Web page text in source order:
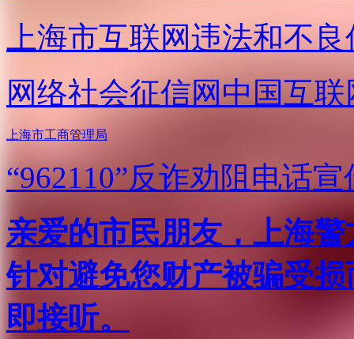
上海市互联网违法和不
网络社会征信网中国互
上海市工商管理局
“962110”反诈劝阻电话宣
亲爱的市民朋友，上海
针对避免您财产被骗受
即接听。